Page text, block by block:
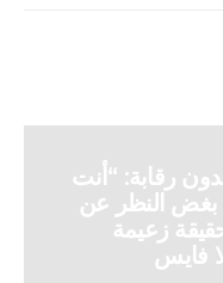
رقابة: “أنت
بغض النظر عن
زعيمة
فايس